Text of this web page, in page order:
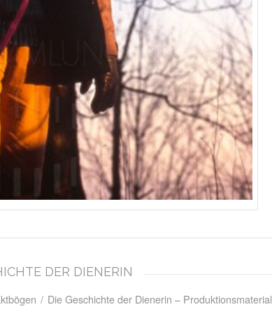
DER DIENERIN
/ Die Geschichte der Dienerin – Produktionsmaterial